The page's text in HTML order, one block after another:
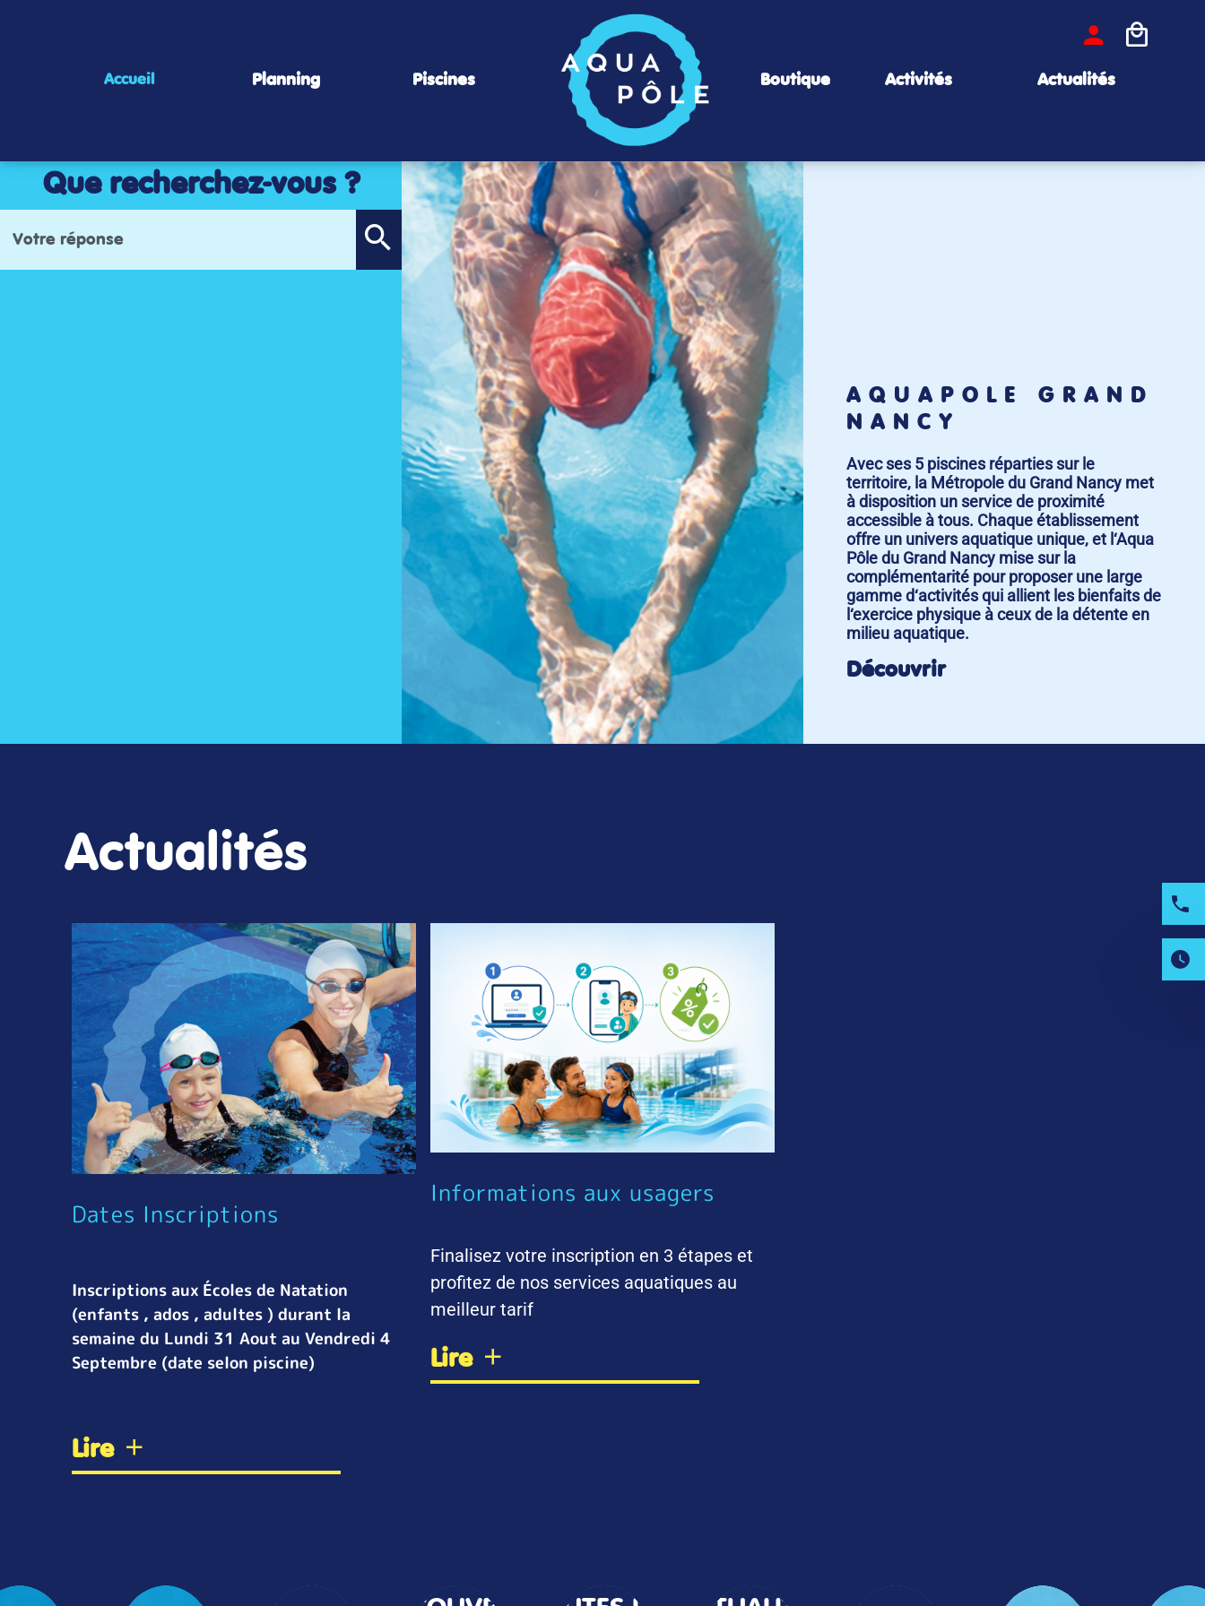
Accueil Planning Piscines Boutique Activités Actualités
Que recherchez-vous ?
AQUAPÔLE GRAND
NANCY
Avec ses 5 piscines réparties sur le
territoire, la Métropole du Grand Nancy met
à disposition un service de proximité
accessible à tous. Chaque établissement
offre un univers aquatique unique, et l‘Aqua
Pôle du Grand Nancy mise sur la
complémentarité pour proposer une large
gamme d‘activités qui allient les bienfaits de
l‘exercice physique à ceux de la détente en
milieu aquatique.
Découvrir
Actualités
Dates Inscriptions
Inscriptions aux Écoles de Natation
(enfants , ados , adultes ) durant la
semaine du Lundi 31 Aout au Vendredi 4
Septembre (date selon piscine)
Lire
Informations aux usagers
Finalisez votre inscription en 3 étapes et
profitez de nos services aquatiques au
meilleur tarif
Lire